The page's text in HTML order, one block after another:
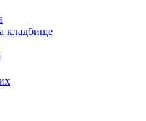
кладбище